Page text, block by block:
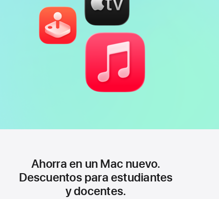
Ahorra en un Mac nuevo.
Descuentos para estudiantes
y docentes.